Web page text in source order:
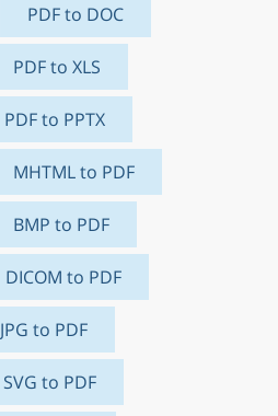
PDF to DOC
PDF to XLS
PDF to PPTX
MHTML to PDF
BMP to PDF
DICOM to PDF
JPG to PDF
SVG to PDF